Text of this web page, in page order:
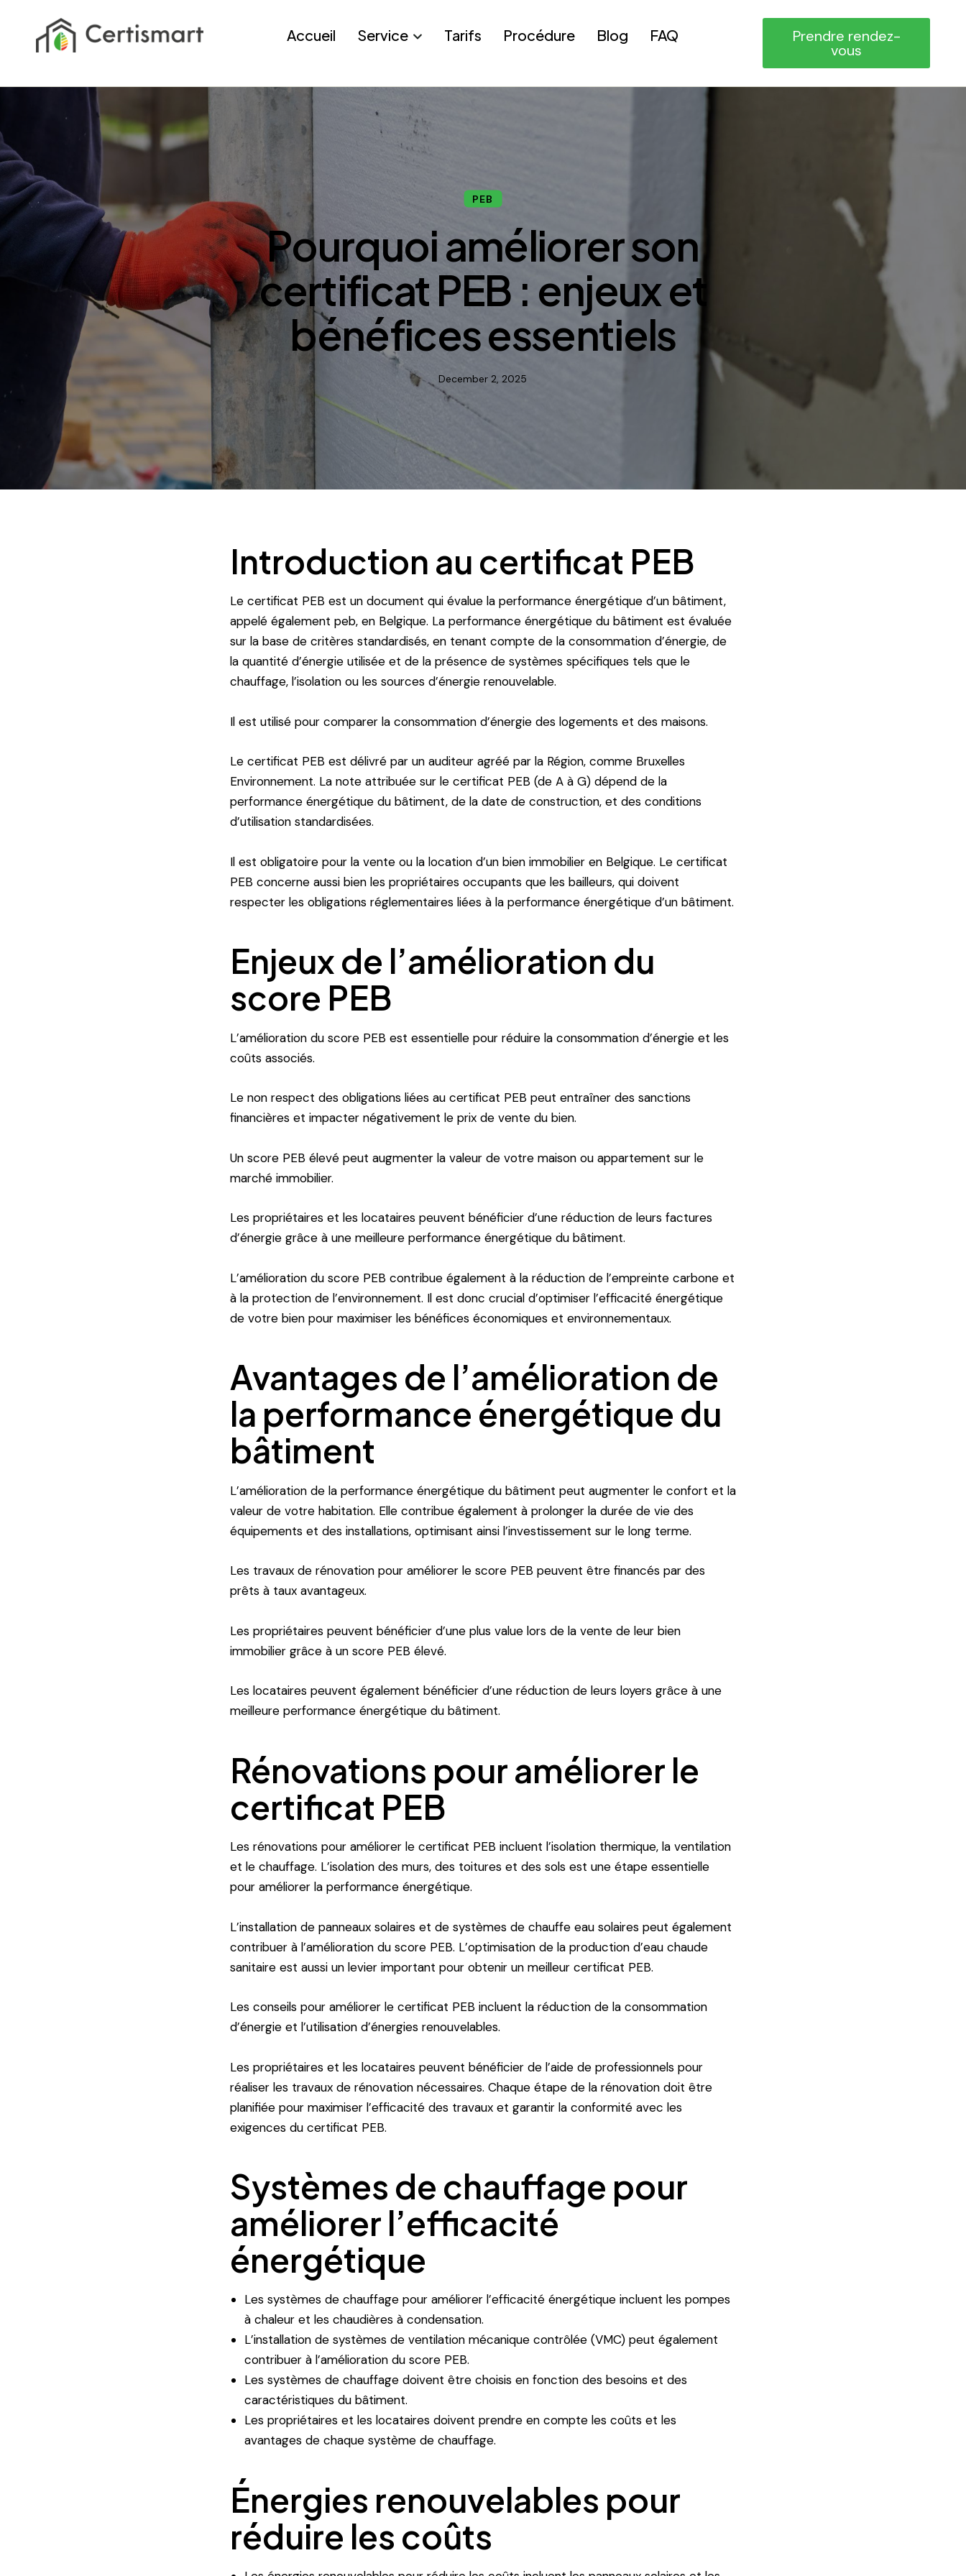
Accueil Service Tarifs Procédure Blog FAQ Prendre rendez-
vous
PEB
Pourquoi améliorer son
certificat PEB : enjeux et
bénéfices essentiels
December 2, 2025
Introduction au certificat PEB
Le certificat PEB est un document qui évalue la performance énergétique d’un bâtiment,
appelé également peb, en Belgique. La performance énergétique du bâtiment est évaluée
sur la base de critères standardisés, en tenant compte de la consommation d’énergie, de
la quantité d’énergie utilisée et de la présence de systèmes spécifiques tels que le
chauffage, l’isolation ou les sources d’énergie renouvelable.
Il est utilisé pour comparer la consommation d’énergie des logements et des maisons.
Le certificat PEB est délivré par un auditeur agréé par la Région, comme Bruxelles
Environnement. La note attribuée sur le certificat PEB (de A à G) dépend de la
performance énergétique du bâtiment, de la date de construction, et des conditions
d’utilisation standardisées.
Il est obligatoire pour la vente ou la location d’un bien immobilier en Belgique. Le certificat
PEB concerne aussi bien les propriétaires occupants que les bailleurs, qui doivent
respecter les obligations réglementaires liées à la performance énergétique d’un bâtiment.
Enjeux de l’amélioration du
score PEB
L’amélioration du score PEB est essentielle pour réduire la consommation d’énergie et les
coûts associés.
Le non respect des obligations liées au certificat PEB peut entraîner des sanctions
financières et impacter négativement le prix de vente du bien.
Un score PEB élevé peut augmenter la valeur de votre maison ou appartement sur le
marché immobilier.
Les propriétaires et les locataires peuvent bénéficier d’une réduction de leurs factures
d’énergie grâce à une meilleure performance énergétique du bâtiment.
L’amélioration du score PEB contribue également à la réduction de l’empreinte carbone et
à la protection de l’environnement. Il est donc crucial d’optimiser l’efficacité énergétique
de votre bien pour maximiser les bénéfices économiques et environnementaux.
Avantages de l’amélioration de
la performance énergétique du
bâtiment
L’amélioration de la performance énergétique du bâtiment peut augmenter le confort et la
valeur de votre habitation. Elle contribue également à prolonger la durée de vie des
équipements et des installations, optimisant ainsi l’investissement sur le long terme.
Les travaux de rénovation pour améliorer le score PEB peuvent être financés par des
prêts à taux avantageux.
Les propriétaires peuvent bénéficier d’une plus value lors de la vente de leur bien
immobilier grâce à un score PEB élevé.
Les locataires peuvent également bénéficier d’une réduction de leurs loyers grâce à une
meilleure performance énergétique du bâtiment.
Rénovations pour améliorer le
certificat PEB
Les rénovations pour améliorer le certificat PEB incluent l’isolation thermique, la ventilation
et le chauffage. L’isolation des murs, des toitures et des sols est une étape essentielle
pour améliorer la performance énergétique.
L’installation de panneaux solaires et de systèmes de chauffe eau solaires peut également
contribuer à l’amélioration du score PEB. L’optimisation de la production d’eau chaude
sanitaire est aussi un levier important pour obtenir un meilleur certificat PEB.
Les conseils pour améliorer le certificat PEB incluent la réduction de la consommation
d’énergie et l’utilisation d’énergies renouvelables.
Les propriétaires et les locataires peuvent bénéficier de l’aide de professionnels pour
réaliser les travaux de rénovation nécessaires. Chaque étape de la rénovation doit être
planifiée pour maximiser l’efficacité des travaux et garantir la conformité avec les
exigences du certificat PEB.
Systèmes de chauffage pour
améliorer l’efficacité
énergétique
Les systèmes de chauffage pour améliorer l’efficacité énergétique incluent les pompes
à chaleur et les chaudières à condensation.
L’installation de systèmes de ventilation mécanique contrôlée (VMC) peut également
contribuer à l’amélioration du score PEB.
Les systèmes de chauffage doivent être choisis en fonction des besoins et des
caractéristiques du bâtiment.
Les propriétaires et les locataires doivent prendre en compte les coûts et les
avantages de chaque système de chauffage.
Énergies renouvelables pour
réduire les coûts